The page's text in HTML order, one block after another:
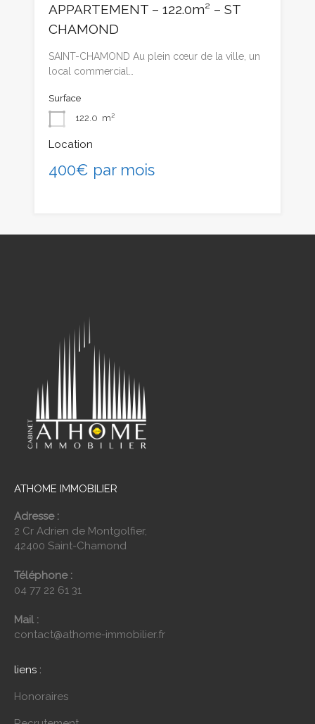
APPARTEMENT – 122.0m² – ST
CHAMOND
SAINT-CHAMOND Au plein cœur de la ville, un
local commercial…
Surface
122.0 m²
Location
400€ par mois
ATHOME IMMOBILIER
Adresse :
2 Cr Adrien de Montgolfier,
42400 Saint-Chamond
Téléphone :
04 77 22 61 31
Mail :
contact@athome-immobilier.fr
liens :
Honoraires